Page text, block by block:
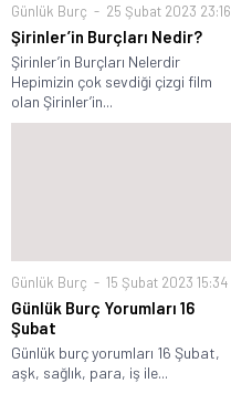
Günlük Burç 25 Şubat 2023 23:16
Şirinler’in Burçları Nedir?
Şirinler’in Burçları Nelerdir
Hepimizin çok sevdiği çizgi film
olan Şirinler’in...
Günlük Burç 15 Şubat 2023 15:34
Günlük Burç Yorumları 16
Şubat
Günlük burç yorumları 16 Şubat,
aşk, sağlık, para, iş ile...